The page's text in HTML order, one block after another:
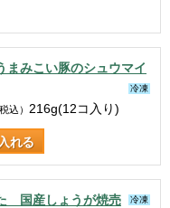
まみこい豚のシュウマイ
冷凍
税込） 216g(12コ入り)
れる
国産しょうが焼売 冷凍